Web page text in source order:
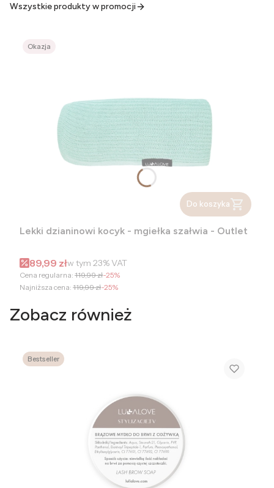
Wszystkie produkty w promocji
Okazja
Do koszyka
Lekki dzianinowi kocyk - mgiełka szałwia - Outlet
Cena promocyjna brutto
89,99 złw tym 23%VAT
Cena regularna: 119,99 zł-25%
Najniższa cena: 119,99 zł-25%
Zobacz również
Bestseller